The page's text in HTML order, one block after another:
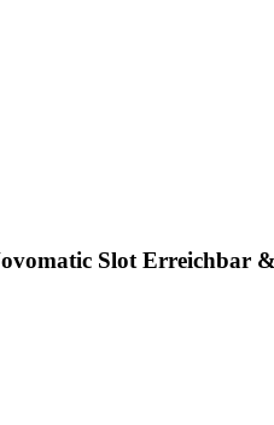
Slot Erreichbar